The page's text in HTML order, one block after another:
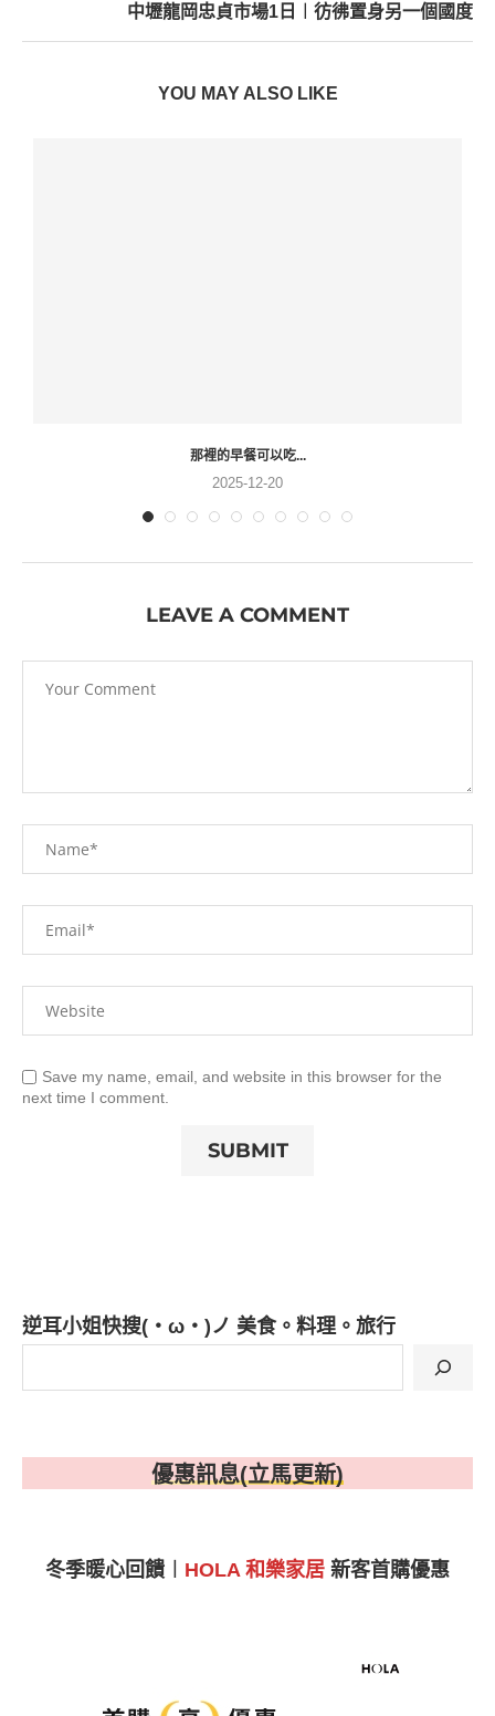
中壢龍岡忠貞市場1日︱彷彿置身另一個國度
YOU MAY ALSO LIKE
那裡的早餐可以吃...
2025-12-20
LEAVE A COMMENT
Save my name, email, and website in this browser for the
next time I comment.
逆耳小姐快搜(・ω・)ノ 美食。料理。旅行
優惠訊息(立馬更新)
冬季暖心回饋︱ HOLA 和樂家居 新客首購優惠